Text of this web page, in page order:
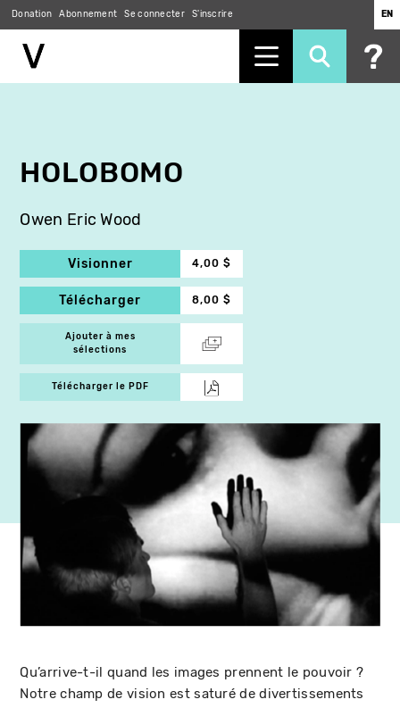
Donation Abonnement Se connecter S'inscrire EN
HOLOBOMO
Owen Eric Wood
Visionner 4,00 $
Télécharger 8,00 $
Ajouter à mes
sélections
Télécharger le PDF
Qu’arrive-t-il quand les images prennent le pouvoir ?
Notre champ de vision est saturé de divertissements